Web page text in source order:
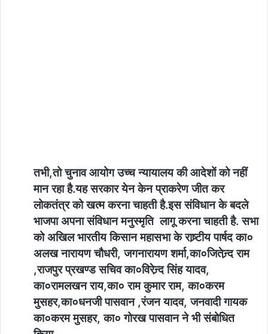
तभी,तो चुनाव आयोग उच्च न्यायालय की आदेशों को नहीं
मान रहा है.यह सरकार येन केन प्राकरेण जीत कर
लोकतंत्र को खत्म करना चाहती है.इस संविधान के बदले
भाजपा अपना संविधान मनुस्मृति लागू करना चाहती है. सभा
को अखिल भारतीय किसान महासभा के राष्र्टीय पार्षद का०
अलख नारायण चौधरी, जगनारायण शर्मा,का०जितेन्र्द राम
,राजपुर प्रखण्ड सचिव का०विरेन्र्द सिंह यादव,
का०रामलखन राय,का० राम कुमार राम, का०करम
मुसहर,का०धनजी पासवान ,रंजन यादव, जनवादी गायक
का०करम मुसहर, का० गोरख पासवान ने भी संबोधित